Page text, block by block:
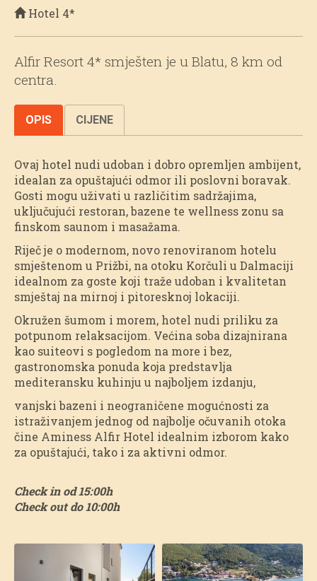
Hotel 4*
Alfir Resort 4* smješten je u Blatu, 8 km od
centra.
OPIS CIJENE
Ovaj hotel nudi udoban i dobro opremljen ambijent,
idealan za opuštajući odmor ili poslovni boravak.
Gosti mogu uživati u različitim sadržajima,
uključujući restoran, bazene te wellness zonu sa
finskom saunom i masažama.
Riječ je o modernom, novo renoviranom hotelu
smještenom u Prižbi, na otoku Korčuli u Dalmaciji
idealnom za goste koji traže udoban i kvalitetan
smještaj na mirnoj i pitoresknoj lokaciji.
Okružen šumom i morem, hotel nudi priliku za
potpunom relaksacijom. Većina soba dizajnirana
kao suiteovi s pogledom na more i bez,
gastronomska ponuda koja predstavlja
mediteransku kuhinju u najboljem izdanju,
vanjski bazeni i neograničene mogućnosti za
istraživanjem jednog od najbolje očuvanih otoka
čine Aminess Alfir Hotel idealnim izborom kako
za opuštajući, tako i za aktivni odmor.
Check in od 15:00h
Check out do 10:00h